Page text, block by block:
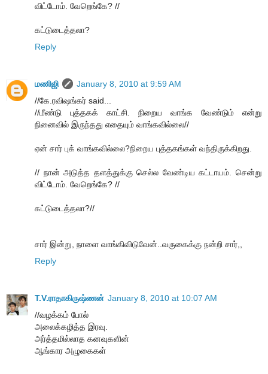
விட்டோம். வேறெங்கே? //
கட்டுடைத்தலா?
Reply
மணிஜி
January 8, 2010 at 9:59 AM
//கே.ரவிஷங்கர் said...
//மீண்டு புத்தகக் காட்சி. நிறைய வாங்க வேண்டும் என்று
நினைவில் இருந்தது எதையும் வாங்கவில்லை//
ஏன் சார் புக் வாங்கவில்லை?நிறைய புத்தகங்கள் வந்திருக்கிறது.
// நான் அடுத்த தளத்துக்கு செல்ல வேண்டிய கட்டாயம். சென்று
விட்டோம். வேறெங்கே? //
கட்டுடைத்தலா?//
சார் இன்று, நாளை வாங்கிவிடுவேன்..வருகைக்கு நன்றி சார்,,
Reply
T.V.ராதாகிருஷ்ணன் January 8, 2010 at 10:07 AM
//வழக்கம் போல்
அலைக்கழித்த இரவு.
அர்த்தமில்லாத கனவுகளின்
ஆங்கார அழுகைகள்